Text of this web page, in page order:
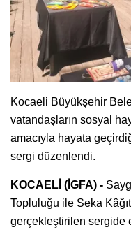
Kocaeli Büyükşehir
vatandaşların sosyal
amacıyla hayata
sergi düzenlendi.
KOCAELİ (İGFA) -
Topluluğu ile Seka
gerçekleştirilen sergide